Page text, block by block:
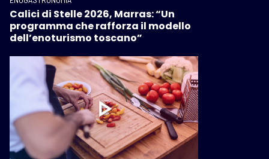
Calici di Stelle 2026, Marras: “Un
programma che rafforza il modello
dell’enoturismo toscano”